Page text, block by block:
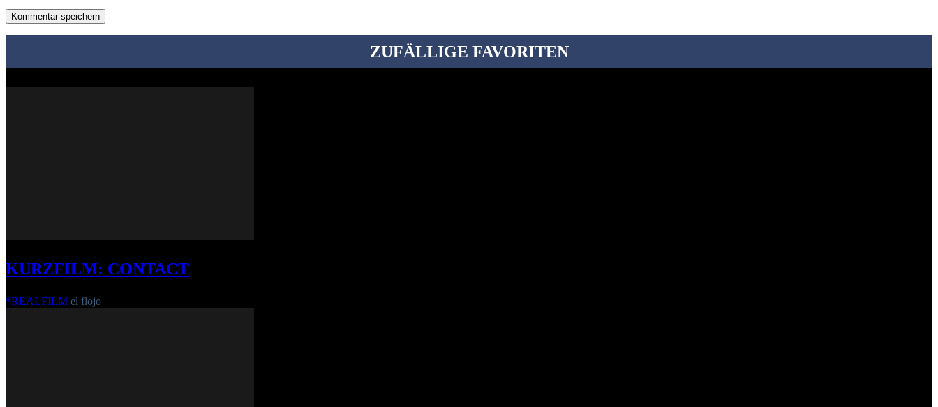
ZUFÄLLIGE FAVORITEN
KURZFILM: CONTACT
*REALFILM el flojo